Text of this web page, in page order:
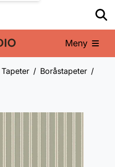
Meny
Tapeter
Boråstapeter